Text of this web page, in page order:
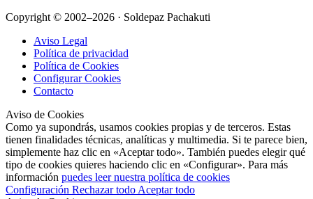
Copyright © 2002–2026 · Soldepaz Pachakuti
Aviso Legal
Política de privacidad
Política de Cookies
Configurar Cookies
Contacto
Aviso de Cookies
Como ya supondrás, usamos cookies propias y de terceros. Estas
tienen finalidades técnicas, analíticas y multimedia. Si te parece bien,
simplemente haz clic en «Aceptar todo». También puedes elegir qué
tipo de cookies quieres haciendo clic en «Configurar». Para más
información puedes leer nuestra política de cookies
Configuración Rechazar todo Aceptar todo